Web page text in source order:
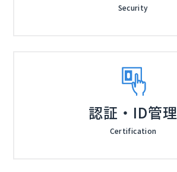
Security
認証・ID管理
Certification